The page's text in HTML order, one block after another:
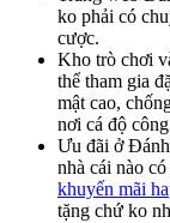
ko phải có
cược.
Kho trò chơi
thể tham gia
mật cao,
nơi cá độ
Ưu đãi ở
nhà cái nào
khuyến mãi
tặng chứ ko